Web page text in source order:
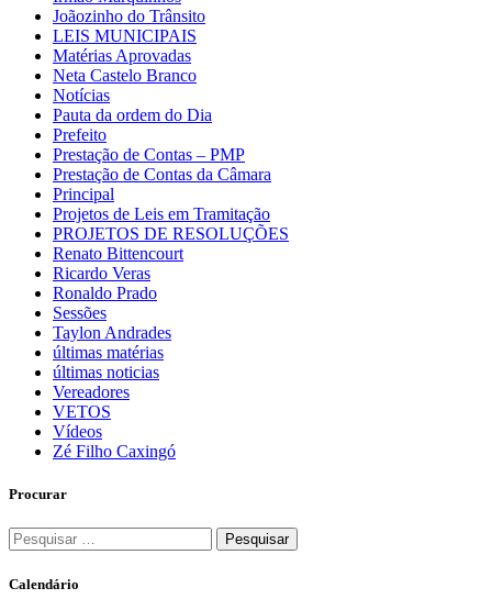
Joãozinho do Trânsito
LEIS MUNICIPAIS
Matérias Aprovadas
Neta Castelo Branco
Notícias
Pauta da ordem do Dia
Prefeito
Prestação de Contas – PMP
Prestação de Contas da Câmara
Principal
Projetos de Leis em Tramitação
PROJETOS DE RESOLUÇÕES
Renato Bittencourt
Ricardo Veras
Ronaldo Prado
Sessões
Taylon Andrades
últimas matérias
últimas noticias
Vereadores
VETOS
Vídeos
Zé Filho Caxingó
Procurar
Pesquisar
por:
Calendário